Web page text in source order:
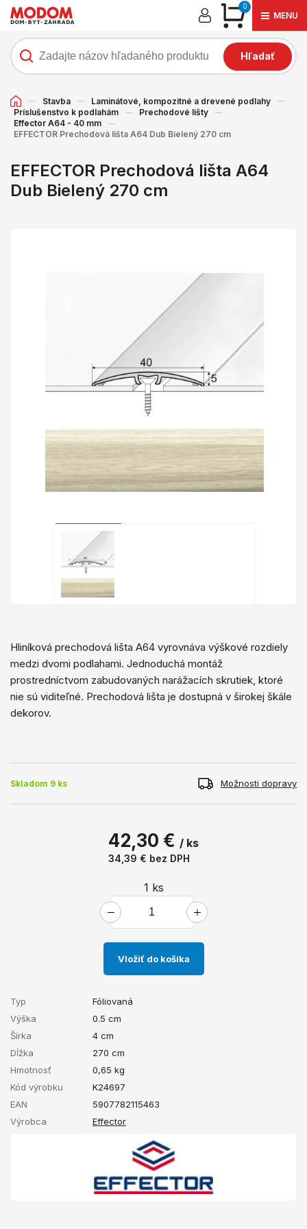
0
MENU
Hľadať
Stavba
Laminátové, kompozitné a drevené podlahy
Príslušenstvo k podlahám
Prechodové lišty
Effector A64 - 40 mm
EFFECTOR Prechodová lišta A64 Dub Bielený 270 cm
EFFECTOR Prechodová lišta A64
Dub Bielený 270 cm
Hliníková prechodová lišta A64 vyrovnáva výškové rozdiely
medzi dvomi podlahami. Jednoduchá montáž
prostredníctvom zabudovaných narážacích skrutiek, ktoré
nie sú viditeľné. Prechodová lišta je dostupná v širokej škále
dekorov.
Skladom 9 ks Možnosti dopravy
42,30 € / ks
34,39 € bez DPH
1 ks
Vložiť do košíka
Typ
Fóliovaná
Výška
0.5 cm
Šírka
4 cm
Dĺžka
270 cm
Hmotnosť
0,65 kg
Kód výrobku
K24697
EAN
5907782115463
Výrobca
Effector